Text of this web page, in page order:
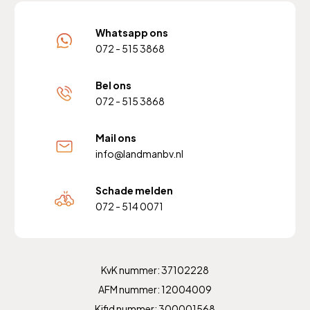
Whatsapp ons
072 - 515 3868
Bel ons
072 - 515 3868
Mail ons
info@landmanbv.nl
Schade melden
072 - 514 0071
KvK nummer: 37102228
AFM nummer: 12004009